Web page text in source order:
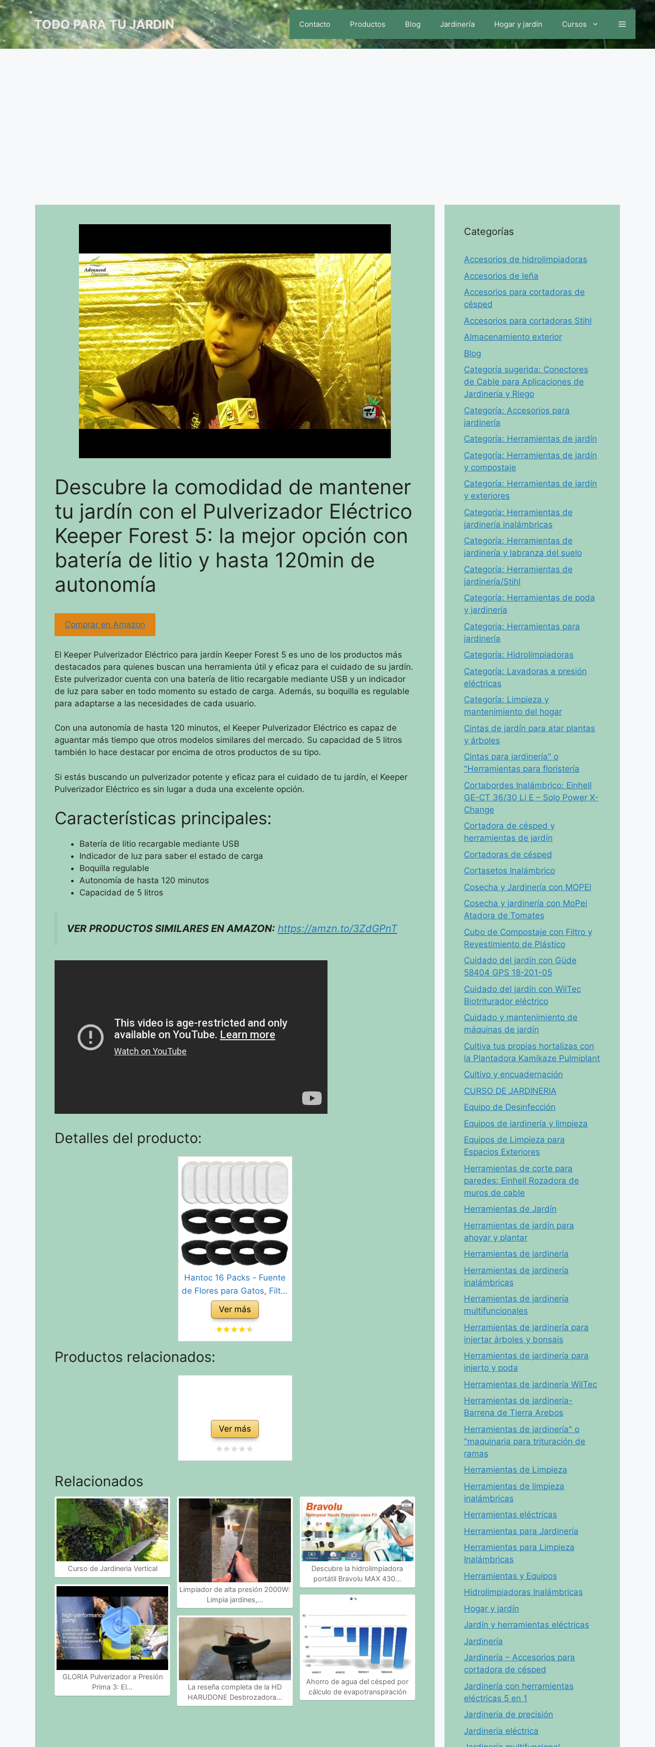
Saltar
al
contenidoTODO PARA TU JARDIN Contacto Productos Blog Jardinería Hogar y jardín Cursos
Descubre la comodidad de mantener
tu jardín con el Pulverizador Eléctrico
Keeper Forest 5: la mejor opción con
batería de litio y hasta 120min de
autonomía
Comprar en Amazon
El Keeper Pulverizador Eléctrico para jardín Keeper Forest 5 es uno de los productos más
destacados para quienes buscan una herramienta útil y eficaz para el cuidado de su jardín.
Este pulverizador cuenta con una batería de litio recargable mediante USB y un indicador
de luz para saber en todo momento su estado de carga. Además, su boquilla es regulable
para adaptarse a las necesidades de cada usuario.
Con una autonomía de hasta 120 minutos, el Keeper Pulverizador Eléctrico es capaz de
aguantar más tiempo que otros modelos similares del mercado. Su capacidad de 5 litros
también lo hace destacar por encima de otros productos de su tipo.
Si estás buscando un pulverizador potente y eficaz para el cuidado de tu jardín, el Keeper
Pulverizador Eléctrico es sin lugar a duda una excelente opción.
Características principales:
Batería de litio recargable mediante USB
Indicador de luz para saber el estado de carga
Boquilla regulable
Autonomía de hasta 120 minutos
Capacidad de 5 litros
VER PRODUCTOS SIMILARES EN AMAZON: https://amzn.to/3ZdGPnT
Detalles del producto:
Hantoc 16 Packs - Fuente
de Flores para Gatos, Filtro
de carbón de 8 Piezas y
Esponja de Espuma para
Gatos de Acero Inoxidable
PLWF003 con Resina y
carbón Activado
Ver más
Productos relacionados:
Ver más
Relacionados
Curso de Jardineria Vertical
GLORIA Pulverizador a Presión
Prima 3: El…
Limpiador de alta presión 2000W:
Limpia jardines,…
La reseña completa de la HD
HARUDONE Desbrozadora…
Descubre la hidrolimpiadora
portátil Bravolu MAX 430…
Ahorro de agua del césped por
cálculo de evapotranspiración
Categorías
Accesorios de hidrolimpiadoras
Accesorios de leña
Accesorios para cortadoras de
césped
Accesorios para cortadoras Stihl
Almacenamiento exterior
Blog
Categoría sugerida: Conectores
de Cable para Aplicaciones de
Jardinería y Riego
Categoría: Accesorios para
jardinería
Categoría: Herramientas de jardín
Categoría: Herramientas de jardín
y compostaje
Categoría: Herramientas de jardín
y exteriores
Categoría: Herramientas de
jardinería inalámbricas
Categoría: Herramientas de
jardinería y labranza del suelo
Categoría: Herramientas de
jardinería/Stihl
Categoría: Herramientas de poda
y jardinería
Categoria: Herramientas para
jardinería
Categoría: Hidrolimpiadoras
Categoría: Lavadoras a presión
eléctricas
Categoría: Limpieza y
mantenimiento del hogar
Cintas de jardín para atar plantas
y árboles
Cintas para jardinería" o
"Herramientas para floristería
Cortabordes Inalámbrico: Einhell
GE-CT 36/30 Li E – Solo Power X-
Change
Cortadora de césped y
herramientas de jardín
Cortadoras de césped
Cortasetos Inalámbrico
Cosecha y Jardinería con MOPEI
Cosecha y jardinería con MoPei
Atadora de Tomates
Cubo de Compostaje con Filtro y
Revestimiento de Plástico
Cuidado del jardín con Güde
58404 GPS 18-201-05
Cuidado del jardín con WilTec
Biotriturador eléctrico
Cuidado y mantenimiento de
máquinas de jardín
Cultiva tus propias hortalizas con
la Plantadora Kamikaze Pulmiplant
Cultivo y encuadernación
CURSO DE JARDINERIA
Equipo de Desinfección
Equipos de jardinería y limpieza
Equipos de Limpieza para
Espacios Exteriores
Herramientas de corte para
paredes: Einhell Rozadora de
muros de cable
Herramientas de Jardín
Herramientas de jardín para
ahoyar y plantar
Herramientas de jardinería
Herramientas de jardinería
inalámbricas
Herramientas de jardinería
multifuncionales
Herramientas de jardinería para
injertar árboles y bonsais
Herramientas de jardinería para
injerto y poda
Herramientas de jardinería WilTec
Herramientas de jardinería-
Barrena de Tierra Arebos
Herramientas de jardinería" o
"maquinaria para trituración de
ramas
Herramientas de Limpieza
Herramientas de limpieza
inalámbricas
Herramientas eléctricas
Herramientas para Jardinería
Herramientas para Limpieza
Inalámbricas
Herramientas y Equipos
Hidrolimpiadoras Inalámbricas
Hogar y jardín
Jardín y herramientas eléctricas
Jardinería
Jardinería – Accesorios para
cortadora de césped
Jardinería con herramientas
eléctricas 5 en 1
Jardinería de precisión
Jardinería eléctrica